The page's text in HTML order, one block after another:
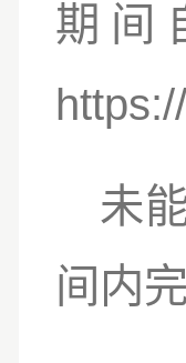
期间
未
间内